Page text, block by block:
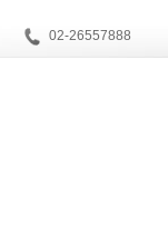
02-26557888